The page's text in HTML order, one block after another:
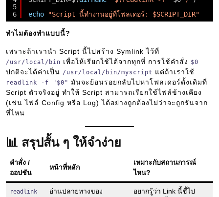
5
6
echo
"Script นี้ทำงานอยู่ที่โฟลเดอร์: $SCRIPT_DIR"
ทำไมต้องทำแบบนี้?
เพราะถ้าเรานำ Script นี้ไปสร้าง Symlink ไว้ที่
/usr/local/bin เพื่อให้เรียกใช้ได้จากทุกที่ การใช้คำสั่ง $0
ปกติจะได้ค่าเป็น /usr/local/bin/myscript แต่ถ้าเราใช้
readlink -f "$0" มันจะย้อนรอยกลับไปหาโฟลเดอร์ดั้งเดิมที่
Script ตัวจริงอยู่ ทำให้ Script สามารถเรียกใช้ไฟล์ข้างเคียง
(เช่น ไฟล์ Config หรือ Log) ได้อย่างถูกต้องไม่ว่าจะถูกรันจาก
ที่ไหน
📊 สรุปสั้น ๆ ให้จำง่าย
คำสั่ง /
ออปชัน
หน้าที่หลัก
เหมาะกับสถานการณ์
ไหน?
readlink
อ่านปลายทางของ
อยากรู้ว่า Link นี้ชี้ไป